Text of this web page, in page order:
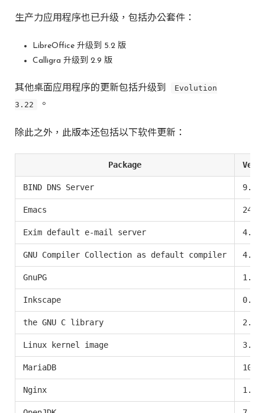
生产力应用程序也已升级，包括办公套件：
LibreOffice 升级到 5.2 版
Calligra 升级到 2.9 版
其他桌面应用程序的更新包括升级到
Evolution
3.22
。
除此之外，此版本还包括以下软件更新：
Package
BIND DNS Server 9.9
Emacs 24.4
Exim default e-mail server 4.84
GNU Compiler Collection as default compiler 4.9
GnuPG 1.4
Inkscape 0.48
the GNU C library 2.19
Linux kernel image
MariaDB 10.0
Nginx 1.6